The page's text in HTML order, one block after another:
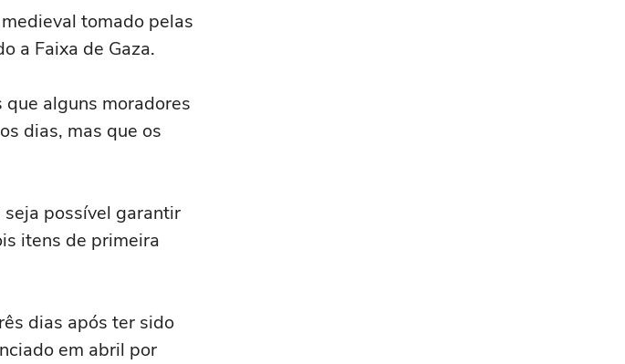
tomado pelas
a Faixa de Gaza.
alguns moradores
dias, mas que os
possível garantir
itens de primeira
dias após ter sido
em abril por